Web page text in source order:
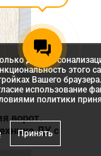
ворот.
ДУ с
для
этого
Вашего браузера.
использование
политики
Принять